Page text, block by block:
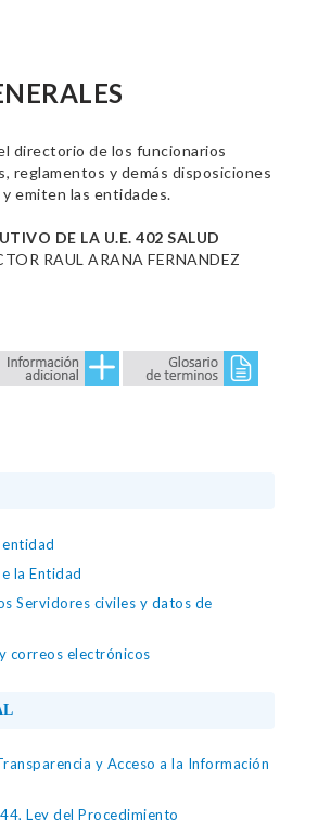
directorio de los funcionarios
reglamentos y demás disposiciones
emiten las entidades.
DE LA U.E. 402 SALUD
RAUL ARANA FERNANDEZ
la Entidad
Servidores civiles y datos de
correos electrónicos
y Acceso a la Información
Ley del Procedimiento